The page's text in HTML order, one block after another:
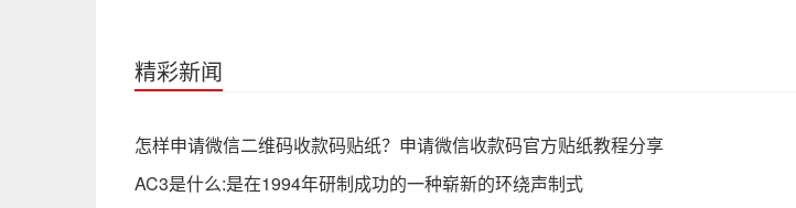
精彩新闻
怎样申请微信二维码收款码贴纸？申请微信收款码官方贴纸教程分享
AC3是什么:是在1994年研制成功的一种崭新的环绕声制式